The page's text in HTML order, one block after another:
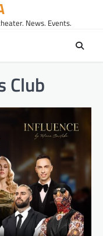
News. Events.
Club